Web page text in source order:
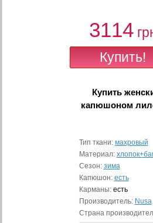
3114
Купить
капюшоном
Тип ткани: махровый
Материал:
Сезон: зима
Капюшон: есть
Карманы: есть
Производитель: Nusa
Страна